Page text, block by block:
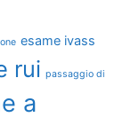
esame ivass
rui passaggio di
a